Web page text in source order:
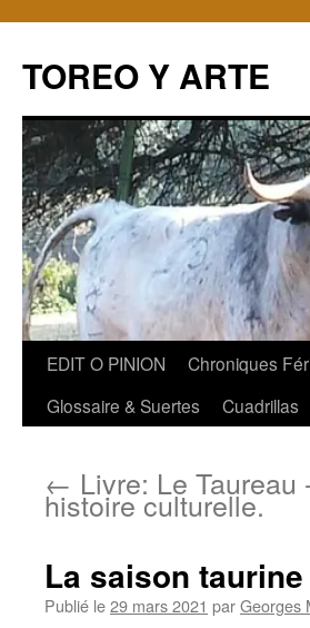
TOREO Y ARTE
Aller
EDIT O PINION Chroniques
Glossaire & Suertes
Cuadrillas
← Livre: Le Taureau
histoire culturelle.
La saison
Publié le29 mars 2021 parGeorges